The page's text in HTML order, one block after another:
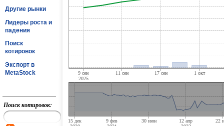
Другие рынки
Лидеры роста и
падения
Поиск
котировок
Экспорт в
MetaStock
Поиск котировок: